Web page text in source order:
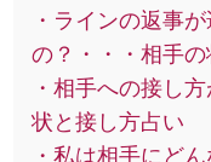
・ラインの返事
の？・・・相手
・相手への接し
状と接し方占い
・私は相手にど